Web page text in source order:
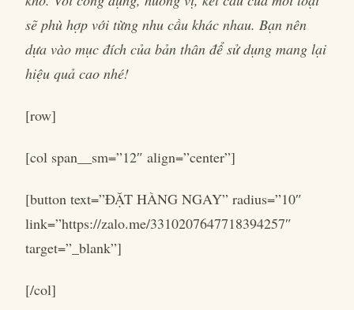
sẽ phù hợp với từng nhu cầu khác nhau. Bạn nên
dựa vào mục đích của bản thân để sử dụng mang lại
hiệu quả cao nhé!
[row]
[col span__sm=”12″ align=”center”]
[button text=”ĐẶT HÀNG NGAY” radius=”10″
link=”https://zalo.me/3310207647718394257″
target=”_blank”]
[/col]